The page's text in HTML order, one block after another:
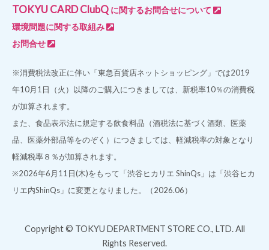
TOKYU CARD ClubQ に関するお問合せについて
環境問題に関する取組み
お問合せ
※消費税法改正に伴い「東急百貨店ネットショッピング」では2019
年10月1日（火）以降のご購入につきましては、新税率10％の消費税
が加算されます。
また、食品表示法に規定する飲食料品（酒税法に基づく酒類、医薬
品、医薬外部品等をのぞく）につきましては、軽減税率の対象となり
軽減税率８％が加算されます。
※2026年6月11日(木)をもって「渋谷ヒカリエ ShinQs」は「渋谷ヒカ
リエ内ShinQs」に変更となりました。（2026.06）
Copyright © TOKYU DEPARTMENT STORE CO., LTD. All
Rights Reserved.